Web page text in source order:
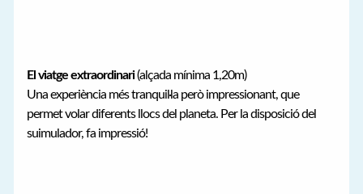
El viatge extraordinari(alçada mínima 1,20m)
Una experiència més tranquil·la però impressionant, que
permet volar diferents llocs del planeta. Per la disposició del
suimulador, fa impressió!